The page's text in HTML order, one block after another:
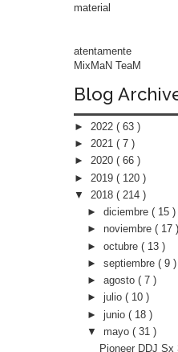
material
atentamente
MixMaN TeaM
Blog
► 2022 ( 63 )
► 2021 ( 7 )
► 2020 ( 66 )
► 2019 ( 120 )
▼ 2018 ( 214 )
► diciembre ( 15 )
► noviembre ( 17 )
► octubre ( 13 )
► septiembre ( 9 )
► agosto ( 7 )
► julio ( 10 )
► junio ( 18 )
▼ mayo ( 31 )
Pioneer DDJ Sx